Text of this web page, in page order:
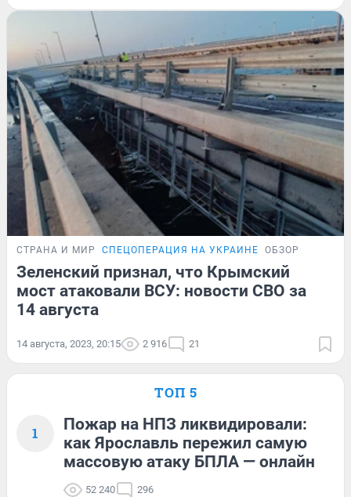
СТРАНА И МИР СПЕЦОПЕРАЦИЯ НА УКРАИНЕ ОБЗОР
Зеленский признал, что Крымский
мост атаковали ВСУ: новости СВО за
14 августа
14 августа, 2023, 20:15 2 916 21
ТОП 5
1
Пожар на НПЗ ликвидировали:
как Ярославль пережил самую
массовую атаку БПЛА — онлайн
52 240 296